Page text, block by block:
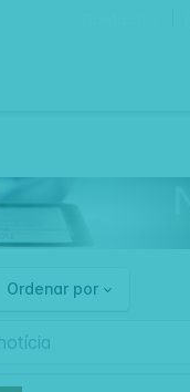
Ordenar por